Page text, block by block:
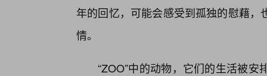
年的回忆，可能会感受到孤独的慰藉
情。
“ZOO”中的动物，它们的生活被